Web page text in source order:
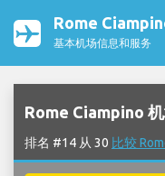
Rome
基本机场信息和服务
Rome Ciampino
排名 #14 从 30 比较